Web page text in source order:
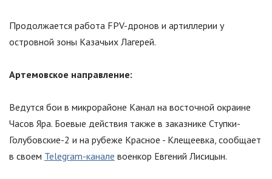
Продолжается работа FPV-дронов и артиллерии у
островной зоны Казачьих Лагерей.
Артемовское направление:
Ведутся бои в микрорайоне Канал на восточной окраине
Часов Яра. Боевые действия также в заказнике Ступки-
Голубовские-2 и на рубеже Красное - Клещеевка, сообщает
в своем Telegram-канале военкор Евгений Лисицын.